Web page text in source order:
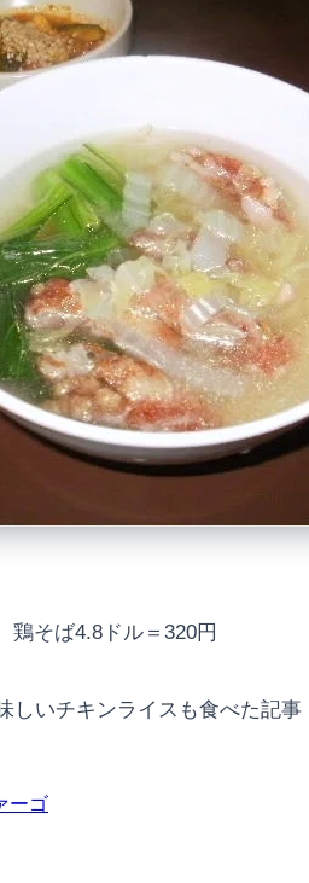
鶏そば4.8ドル＝320円
しいチキンライスも食べた記事
ーゴ